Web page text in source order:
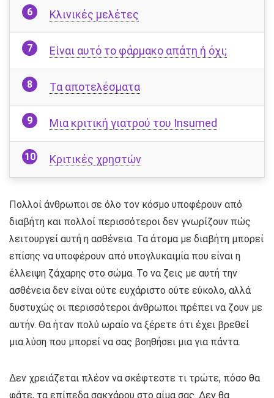
Κλινικές μελέτες
Είναι αυτό το φάρμακο απάτη ή όχι;
Τα αποτελέσματα
Μια κριτική γιατρού του Insumed
Κριτικές χρηστών
Πολλοί άνθρωποι σε όλο τον κόσμο υποφέρουν από
διαβήτη και πολλοί περισσότεροι δεν γνωρίζουν πώς
λειτουργεί αυτή η ασθένεια. Τα άτομα με διαβήτη μπορεί
επίσης να υποφέρουν από υπογλυκαιμία που είναι η
έλλειψη ζάχαρης στο σώμα. Το να ζεις με αυτή την
ασθένεια δεν είναι ούτε ευχάριστο ούτε εύκολο, αλλά
δυστυχώς οι περισσότεροι άνθρωποι πρέπει να ζουν με
αυτήν. Θα ήταν πολύ ωραίο να ξέρετε ότι έχει βρεθεί
μια λύση που μπορεί να σας βοηθήσει μια για πάντα.
Δεν χρειάζεται πλέον να σκέφτεστε τι τρώτε, πόσο θα
φάτε, τα επίπεδα σακχάρου στο αίμα σας. Δεν θα